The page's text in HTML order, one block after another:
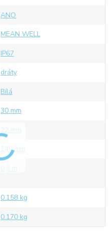
ANO
MEAN WELL
IP67
dráty
Bílá
30 mm
22 mm
140 mm
0,3 m
0.158 kg
0.170 kg